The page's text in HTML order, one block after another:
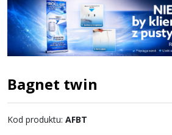
Bagnet twin
Kod produktu: AFBT